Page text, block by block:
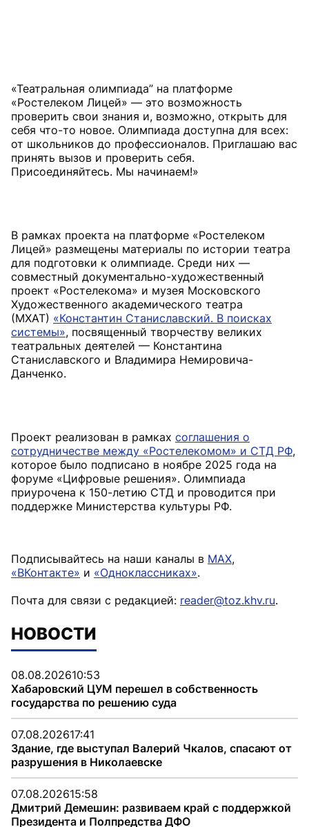
«Театральная олимпиада” на платформе
«Ростелеком Лицей» — это возможность
проверить свои знания и, возможно, открыть для
себя что-то новое. Олимпиада доступна для всех:
от школьников до профессионалов. Приглашаю вас
принять вызов и проверить себя.
В рамках проекта на платформе «Ростелеком
Лицей» размещены материалы по истории театра
для подготовки к олимпиаде. Среди них —
совместный документально-художественный
проект «Ростелекома» и музея Московского
Художественного академического театра
(МХАТ) «Константин Станиславский. В поисках
системы», посвященный творчеству великих
театральных деятелей — Константина
Станиславского и Владимира Немировича-
Проект реализован в рамках соглашения о
сотрудничестве между «Ростелекомом» и СТД РФ,
которое было подписано в ноябре 2025 года на
форуме «Цифровые решения». Олимпиада
приурочена к 150-летию СТД и проводится при
Подписывайтесь на наши каналы в MAX,
«ВКонтакте» и «Одноклассниках».
Почта для связи с редакцией: reader@toz.khv.ru.
НОВОСТИ
08.08.202610:53
Хабаровский ЦУМ перешел в собственность
государства по решению суда
07.08.202617:41
Здание, где выступал Валерий Чкалов, спасают от
разрушения в Николаевске
07.08.202615:58
Дмитрий Демешин: развиваем край с поддержкой
Президента и Полпредства ДФО